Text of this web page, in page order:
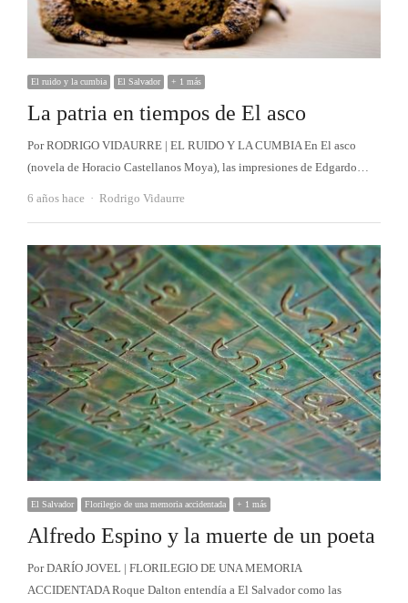
El ruido y la cumbia El Salvador + 1 más
La patria en tiempos de El asco
Por RODRIGO VIDAURRE | EL RUIDO Y LA CUMBIA En El asco
(novela de Horacio Castellanos Moya), las impresiones de Edgardo…
6 años hace Autor
Rodrigo Vidaurre
El Salvador Florilegio de una memoria accidentada + 1 más
Alfredo Espino y la muerte de un poeta
Por DARÍO JOVEL | FLORILEGIO DE UNA MEMORIA
ACCIDENTADA Roque Dalton entendía a El Salvador como las